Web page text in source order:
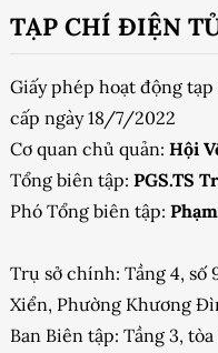
TẠP CHÍ ĐIỆN
Giấy phép hoạt động
cấp ngày 18/7/2022
Cơ quan chủ quản: Hội
Tổng biên tập: PGS.TS
Phó Tổng biên tập:
Trụ sở chính: Tầng 4, số
Xiển, Phường Khương
Ban Biên tập: Tầng 3,